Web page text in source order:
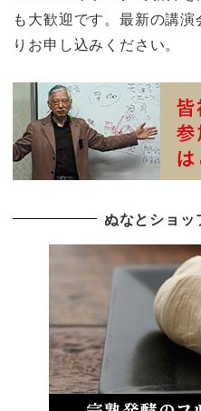
も大歓迎です。最新の講
りお申し込みください。
ぬなとショッ